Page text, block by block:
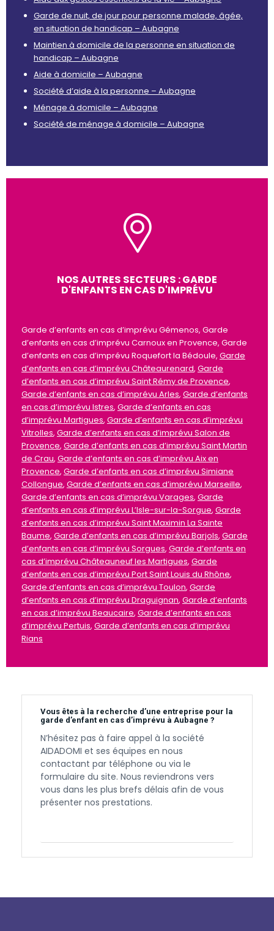
Garde de nuit, de jour pour personne malade, âgée,
en situation de handicap – Aubagne
Maintien à domicile de la personne en situation de
handicap – Aubagne
Aide à domicile – Aubagne
Société d’aide à la personne – Aubagne
Ménage à domicile – Aubagne
Société de ménage à domicile – Aubagne
NOS AUTRES SECTEURS : GARDE
D'ENFANTS EN CAS D'IMPRÉVU
Garde d’enfants en cas d’imprévu Gémenos, Garde
d’enfants en cas d’imprévu Carnoux en Provence, Garde
d’enfants en cas d’imprévu Roquefort la Bédoule, Garde
d’enfants en cas d’imprévu Châteaurenard, Garde
d’enfants en cas d’imprévu Saint Rémy de Provence,
Garde d’enfants en cas d’imprévu Arles, Garde d’enfants
en cas d’imprévu Istres, Garde d’enfants en cas
d’imprévu Martigues, Garde d’enfants en cas d’imprévu
Vitrolles, Garde d’enfants en cas d’imprévu Salon de
Provence, Garde d’enfants en cas d’imprévu Saint Martin
de Crau, Garde d’enfants en cas d’imprévu Aix en
Provence, Garde d’enfants en cas d’imprévu Simiane
Collongue, Garde d’enfants en cas d’imprévu Marseille,
Garde d’enfants en cas d’imprévu Varages, Garde
d’enfants en cas d’imprévu L’Isle-sur-la-Sorgue, Garde
d’enfants en cas d’imprévu Saint Maximin La Sainte
Baume, Garde d’enfants en cas d’imprévu Barjols, Garde
d’enfants en cas d’imprévu Sorgues, Garde d’enfants en
cas d’imprévu Châteauneuf les Martigues, Garde
d’enfants en cas d’imprévu Port Saint Louis du Rhône,
Garde d’enfants en cas d’imprévu Toulon, Garde
d’enfants en cas d’imprévu Draguignan, Garde d’enfants
en cas d’imprévu Beaucaire, Garde d’enfants en cas
d’imprévu Pertuis, Garde d’enfants en cas d’imprévu
Rians
Vous êtes à la recherche d’une entreprise pour la
garde d’enfant en cas d’imprévu à Aubagne ?
N’hésitez pas à faire appel à la société
AIDADOMI et ses équipes en nous
contactant par téléphone ou via le
formulaire du site. Nous reviendrons vers
vous dans les plus brefs délais afin de vous
présenter nos prestations.